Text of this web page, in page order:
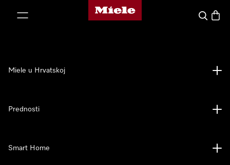
Miele početna stranica
Pretraga
Miele u Hrvatskoj
Prednosti
Smart Home